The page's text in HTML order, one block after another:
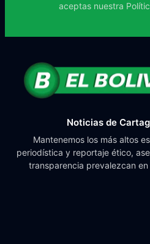
aceptas nuestra
Noticias de
Mantenemos los más altos
periodística y reportaje ético,
transparencia prevalezcan